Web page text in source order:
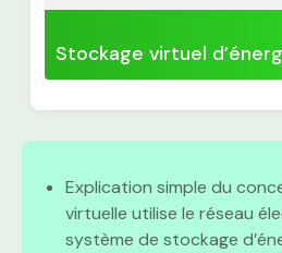
Stockage virtuel
Explication simple du
virtuelle utilise le réseau
système de stockage